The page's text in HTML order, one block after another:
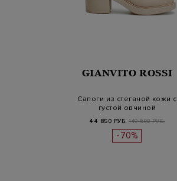
GIANVITO ROSSI
Сапоги из стеганой кожи с
густой овчиной
44 850 РУБ. 149 500 РУБ.
-70%